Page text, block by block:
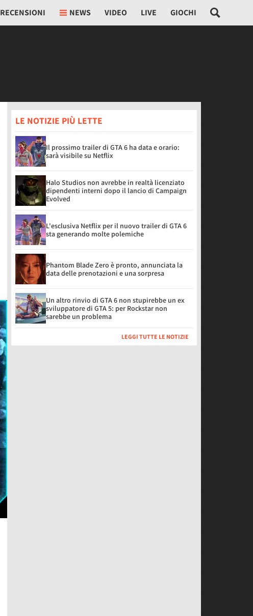
RECENSIONI NEWS VIDEO LIVE GIOCHI
LE NOTIZIE PIÙ LETTE
Il prossimo trailer di GTA 6 ha data e orario:
sarà visibile su Netflix
Halo Studios non avrebbe in realtà licenziato
dipendenti interni dopo il lancio di Campaign
Evolved
L'esclusiva Netflix per il nuovo trailer di GTA 6
sta generando molte polemiche
Phantom Blade Zero è pronto, annunciata la
data delle prenotazioni e una sorpresa
Un altro rinvio di GTA 6 non stupirebbe un ex
sviluppatore di GTA 5: per Rockstar non
sarebbe un problema
LEGGI TUTTE LE NOTIZIE